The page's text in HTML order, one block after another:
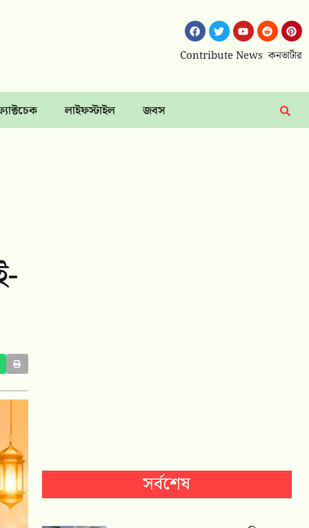
Contribute News কনভার্টার
লাইফস্টাইল জবস
সর্বশেষ